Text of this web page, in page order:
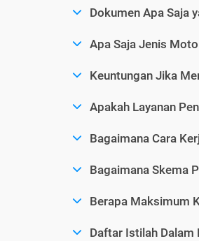
Dokumen Apa Saja
Apa Saja Jenis
Keuntungan Jika
Apakah Layanan
Bagaimana Cara
Bagaimana Skema
Berapa Maksimum
Daftar Istilah